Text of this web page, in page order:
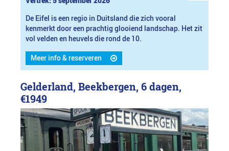
De Eifel is een regio in Duitsland die zich vooral
kenmerkt door een prachtig glooiend landschap. Het zit
vol velden en heuvels die rond de 10.
Meer info & reserveren
Gelderland, Beekbergen, 6 dagen,
€1949